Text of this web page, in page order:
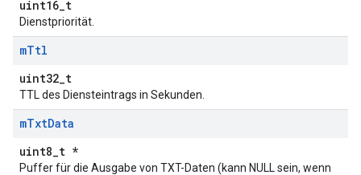
uint16_t
Dienstpriorität.
mTtl
uint32_t
TTL des Diensteintrags in Sekunden.
mTxtData
uint8_t *
Puffer für die Ausgabe von TXT-Daten (kann NULL sein, wenn